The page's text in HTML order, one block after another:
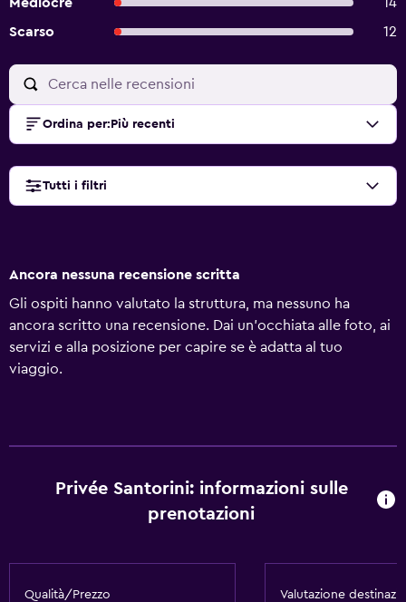
Scarso
12
Ordina per: Più recenti
Tutti i filtri
Ancora nessuna recensione scritta
Gli ospiti hanno valutato la struttura, ma nessuno ha
ancora scritto una recensione. Dai un'occhiata alle foto, ai
servizi e alla posizione per capire se è adatta al tuo
viaggio.
Privée Santorini: informazioni sulle
prenotazioni
Qualità/Prezzo Valutazione